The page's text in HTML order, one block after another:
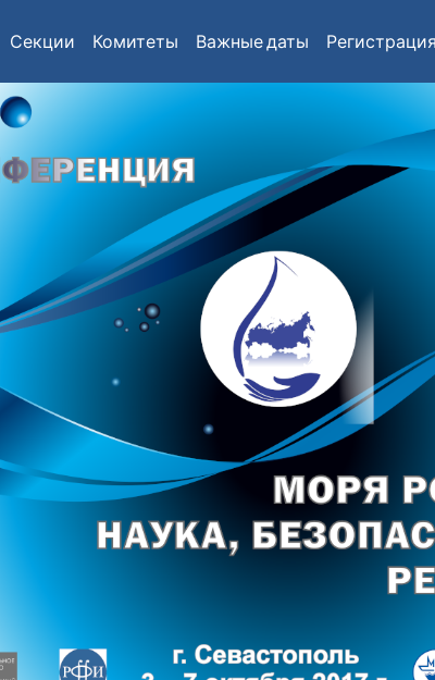
Секции Комитеты Важные даты Регистрация